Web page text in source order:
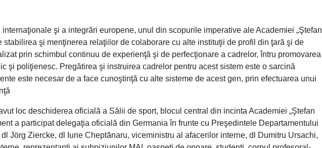
şi a integrări europene, unul din scopurile imperative ale Academiei „Ştefan
stabilirea şi menţinerea relaţiilor de colaborare cu alte instituţii de profil din ţară şi de
prin schimbul continuu de experienţă şi de perfecţionare a cadrelor, întru promovarea
şi poliţienesc. Pregătirea şi instruirea cadrelor pentru acest sistem este o sarcină
este necesar de a face cunoştinţă cu alte sisteme de acest gen, prin efectuarea unui
loc deschiderea oficială a Sălii de sport, blocul central din incinta Academiei „Ştefan
a participat delegaţia oficială din Germania în frunte cu Preşedintele Departamentului
Jörg Ziercke, dl Iurie Cheptănaru, viceministru al afacerilor interne, dl Dumitru Ursachi,